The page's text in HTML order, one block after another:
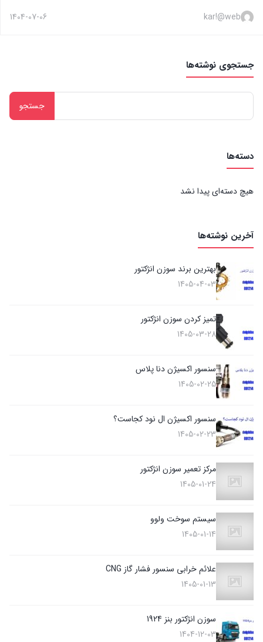
جستجوی نوشته‌ها
برای:
دسته‌ها
هیچ دسته‌ای پیدا نشد
آخرین نوشته‌ها
بهترین برند سوزن انژکتور
1405-04-03
تمیز کردن سوزن انژکتور
1405-03-28
سنسور اکسیژن دنا پلاس
1405-02-25
سنسور اکسیژن ال نود کجاست؟
1405-02-23
مرکز تعمیر سوزن انژکتور
1405-01-24
سیستم سوخت ولوو
1405-01-14
علائم خرابی سنسور فشار گاز CNG
1405-01-13
سوزن انژکتور بنز 1924
1404-12-03
kar!@web
1404-07-06